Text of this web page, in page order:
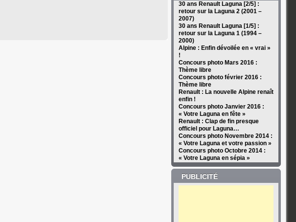
30 ans Renault Laguna [2/5] :
retour sur la Laguna 2 (2001 –
2007)
30 ans Renault Laguna [1/5] :
retour sur la Laguna 1 (1994 –
2000)
Alpine : Enfin dévoilée en « vrai »
!
Concours photo Mars 2016 :
Thème libre
Concours photo février 2016 :
Thème libre
Renault : La nouvelle Alpine renaît
enfin !
Concours photo Janvier 2016 :
« Votre Laguna en fête »
Renault : Clap de fin presque
officiel pour Laguna…
Concours photo Novembre 2014 :
« Votre Laguna et votre passion »
Concours photo Octobre 2014 :
« Votre Laguna en sépia »
PUBLICITÉ